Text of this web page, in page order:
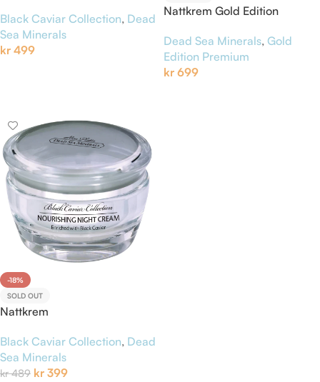
Black Caviar Collection, Dead
Sea Minerals
kr 499
Nattkrem Gold Edition
Dead Sea Minerals, Gold
Edition Premium
kr 699
-18%
SOLD OUT
Nattkrem
Black Caviar Collection, Dead
Sea Minerals
kr489 kr 399